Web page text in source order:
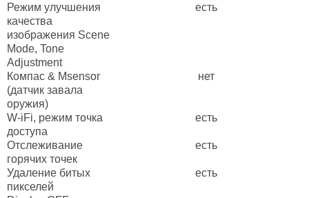
Режим улучшения
качества
изображения Scene
Mode, Tone
Adjustment
есть
Компас & Msensor
(датчик завала
оружия)
нет
W-iFi, режим точка
доступа
есть
Отслеживание
горячих точек
есть
Удаление битых
пикселей
есть